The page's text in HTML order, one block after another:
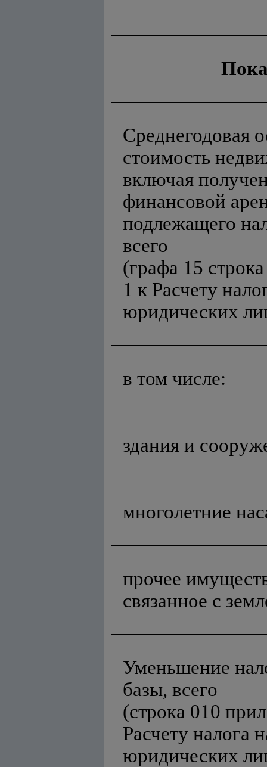
Среднегодовая
стоимость
включая
финансовой
подлежащего
всего
(графа 15
1 к Расчету
юридических
в том числе:
здания и
многолетние
прочее
связанное с
Уменьшение
базы, всего
(строка 010
Расчету налога
юридических